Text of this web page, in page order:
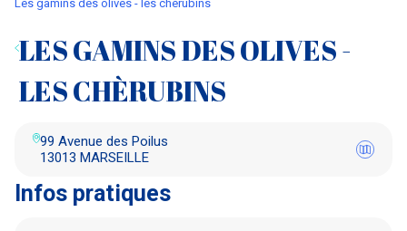
les gamins des olives - les chèrubins
LES GAMINS DES OLIVES -
LES CHÈRUBINS
99 Avenue des Poilus
13013 MARSEILLE
Infos pratiques